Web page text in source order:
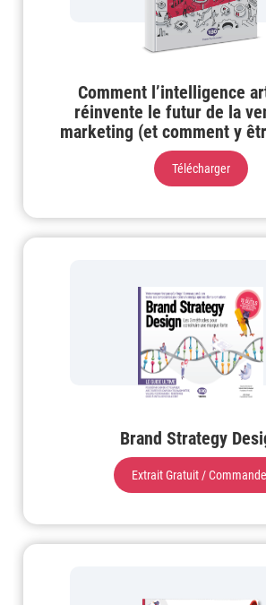
Comment l’intelligence
réinvente le futur de la
marketing (et comment y
Télécharger
Brand Strategy
Extrait Gratuit /